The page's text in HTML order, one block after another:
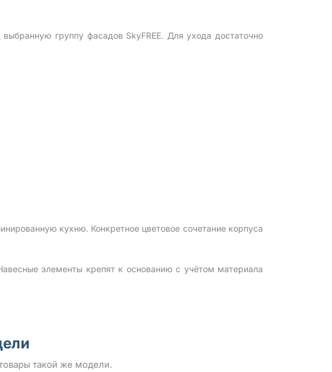
группу фасадов SkyFREE. Для ухода достаточно
кухню. Конкретное цветовое сочетание корпуса
элементы крепят к основанию с учётом материала
такой же модели.